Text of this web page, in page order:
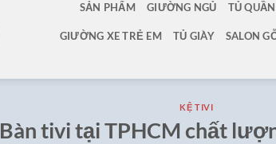
SẢN PHẨM GIƯỜNG NGỦ TỦ
GIƯỜNG XE TRẺ EM TỦ GIÀY SALON
KỆ TIVI
Bàn tivi tại TPHCM chất